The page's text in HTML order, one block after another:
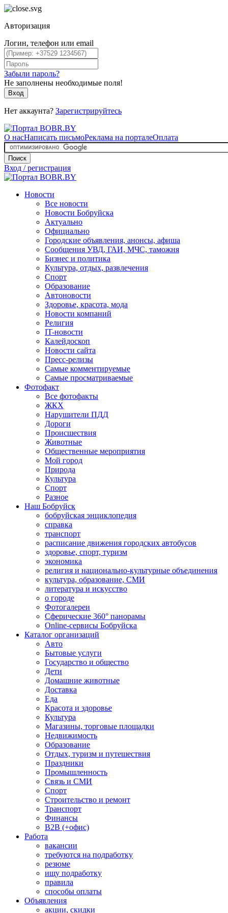
Авторизация
Логин, телефон или email
Забыли пароль?
Не заполнены необходимые поля!
Вход
Нет аккаунта? Зарегистрируйтесь
О насНаписать письмоРеклама на порталеОплата
Поиск
Вход / регистрация
Новости
Все новости
Новости Бобруйска
Актуально
Официально
Городские объявления, анонсы, афиша
Сообщения УВД, ГАИ, МЧС, таможня
Бизнес и политика
Культура, отдых, развлечения
Спорт
Образование
Автоновости
Здоровье, красота, мода
Новости компаний
Религия
IT-новости
Калейдоскоп
Новости сайта
Пресс-релизы
Самые комментируемые
Самые просматриваемые
Фотофакт
Все фотофакты
ЖКХ
Нарушители ПДД
Дороги
Происшествия
Животные
Общественные мероприятия
Мой город
Природа
Культура
Спорт
Разное
Наш Бобруйск
бобруйская энциклопедия
справка
транспорт
расписание движения городских автобусов
здоровье, спорт, туризм
экономика
религия и национально-культурные объединения
культура, образование, СМИ
литература и искусство
о городе
Фотогалереи
Сферические 360° панорамы
Online-сервисы Бобруйска
Каталог организаций
Авто
Бытовые услуги
Государство и общество
Дети
Домашние животные
Доставка
Еда
Красота и здоровье
Культура
Магазины, торговые площадки
Недвижимость
Образование
Отдых, туризм и путешествия
Праздники
Промышленность
Связь и СМИ
Спорт
Строительство и ремонт
Транспорт
Финансы
B2B (+офис)
Работа
вакансии
требуются на подработку
резюме
ищу подработку
правила
способы оплаты
Объявления
акции, скидки